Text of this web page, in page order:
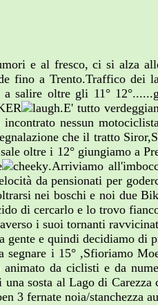
e al fresco, ci si alza
fino a Trento.Traffico
a salire oltre gli 11°
.E' tutto
nessun
che il tratto
oltre i 12° giungiamo a
.Arriviamo
da pensionati per
nei boschi e noi due
di cercarlo e lo trovo
i suoi tornanti
gente e quindi decidiamo di
segnare i 15° ,Sfioriamo
da ciclisti e da
sosta al Lago di
3 fernate noia/stanchezza